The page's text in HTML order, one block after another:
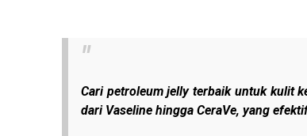
Cari petroleum jelly terbaik untuk kulit
dari Vaseline hingga CeraVe, yang